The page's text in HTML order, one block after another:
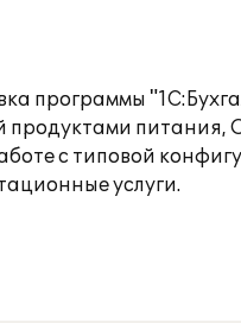
программы
продуктами
с типовой
услуги.